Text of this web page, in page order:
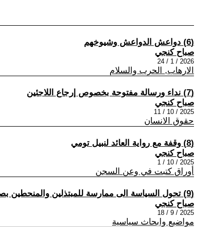
(6) دواعش الدواعش وشيوخهم
صباح كنجي
2026 / 1 / 24
الارهاب, الحرب والسلام
(7) نداء ورسالة مفتوحة بخصوص إرجاع اللاجئين
صباح كنجي
2025 / 10 / 11
حقوق الانسان
(8) وقفة مع رواية العائد لنبيل تومي
صباح كنجي
2025 / 10 / 1
أوراق كتبت في وعن السجن
(9) تحول السياسة الى ممارسة للمبتذلين والمنحطين بصبغة فاشية في عصرنا الراهن
صباح كنجي
2025 / 9 / 18
مواضيع وابحاث سياسية